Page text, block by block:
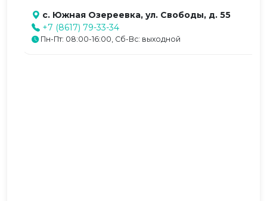
с. Южная Озереевка, ул. Свободы, д. 55
+7 (8617) 79-33-34
Пн-Пт: 08:00-16:00, Сб-Вс: выходной